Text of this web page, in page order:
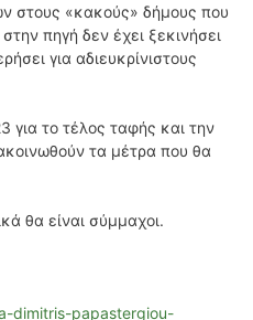
στους «κακούς» δήμους που
πηγή δεν έχει ξεκινήσει
για αδιευκρίνιστους
για το τέλος ταφής και την
τα μέτρα που θα
θα είναι σύμμαχοι.
dimitris-papastergiou-